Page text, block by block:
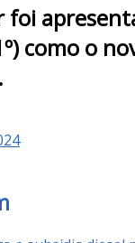
foi
como o